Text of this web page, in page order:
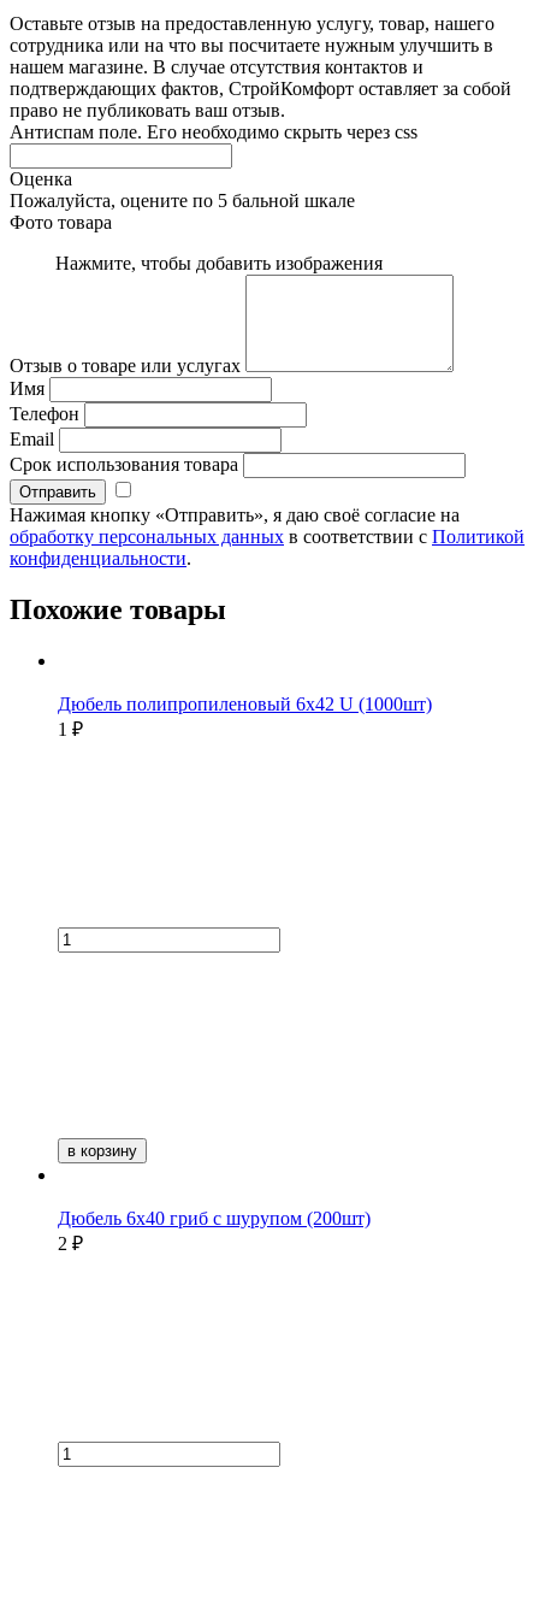
Оставьте отзыв на предоставленную услугу, товар, нашего
сотрудника или на что вы посчитаете нужным улучшить в
нашем магазине. В случае отсутствия контактов и
подтверждающих фактов, СтройКомфорт оставляет за собой
право не публиковать ваш отзыв.
Антиспам поле. Его необходимо скрыть через css
Оценка
Пожалуйста, оцените по 5 бальной шкале
Фото товара
Нажмите, чтобы добавить изображения
Отзыв о товаре или услугах
Имя
Телефон
Email
Срок использования товара
Нажимая кнопку «Отправить», я даю своё согласие на
обработку персональных данных в соответствии с Политикой
конфиденциальности.
Похожие товары
Дюбель полипропиленовый 6х42 U (1000шт)
1 ₽
в корзину
Дюбель 6х40 гриб с шурупом (200шт)
2 ₽